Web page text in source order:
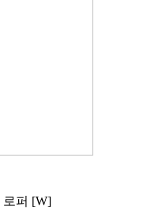
로퍼 [W]